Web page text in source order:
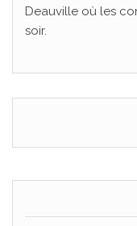
Deauville où les
soir.